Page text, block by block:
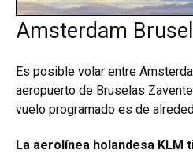
Amsterdam
Es posible volar entre
aeropuerto de Bruselas
vuelo programado es de
La aerolínea holandesa KLM